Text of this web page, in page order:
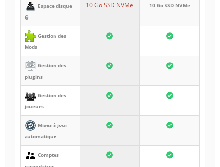
Espace disque 10 Go SSD NVMe 10 Go SSD NVMe
Gestion des
Mods
Gestion des
plugins
Gestion des
joueurs
Mises à jour
automatique
Comptes